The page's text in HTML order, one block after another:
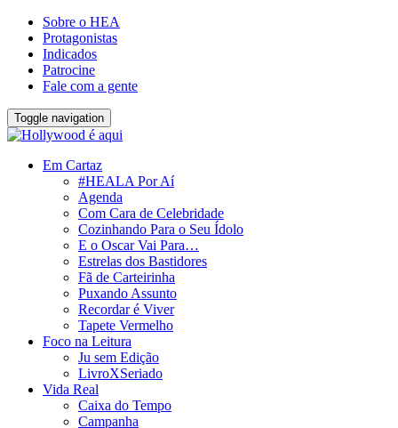
Sobre o HEA
Protagonistas
Indicados
Patrocine
Fale com a gente
Toggle navigation
Em Cartaz
#HEALA Por Aí
Agenda
Com Cara de Celebridade
Cozinhando Para o Seu Ídolo
E o Oscar Vai Para…
Estrelas dos Bastidores
Fã de Carteirinha
Puxando Assunto
Recordar é Viver
Tapete Vermelho
Foco na Leitura
Ju sem Edição
LivroXSeriado
Vida Real
Caixa do Tempo
Campanha